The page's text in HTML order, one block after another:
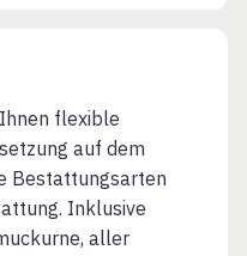
flexible
auf dem
Bestattungsarten
Inklusive
aller